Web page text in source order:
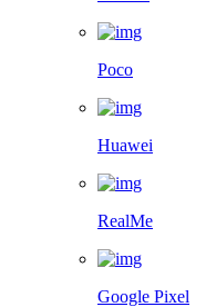
Poco
Huawei
RealMe
Google Pixel